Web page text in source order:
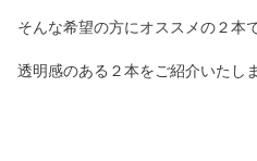
そんな希望の方にオススメの２本で
透明感のある２本をご紹介いたしま